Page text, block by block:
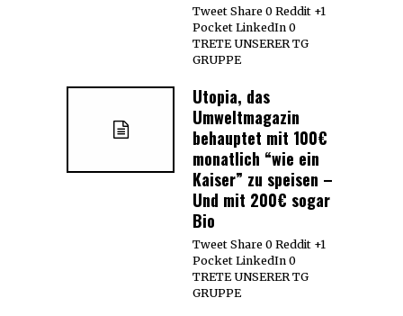
Tweet Share 0 Reddit +1
Pocket LinkedIn 0
TRETE UNSERER TG
GRUPPE
Utopia, das
Umweltmagazin
behauptet mit 100€
monatlich “wie ein
Kaiser” zu speisen –
Und mit 200€ sogar
Bio
Tweet Share 0 Reddit +1
Pocket LinkedIn 0
TRETE UNSERER TG
GRUPPE